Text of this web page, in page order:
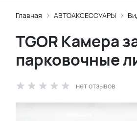
Главная АВТОАКСЕССУАРЫ
TGOR Камера
парковочные
нет отзывов